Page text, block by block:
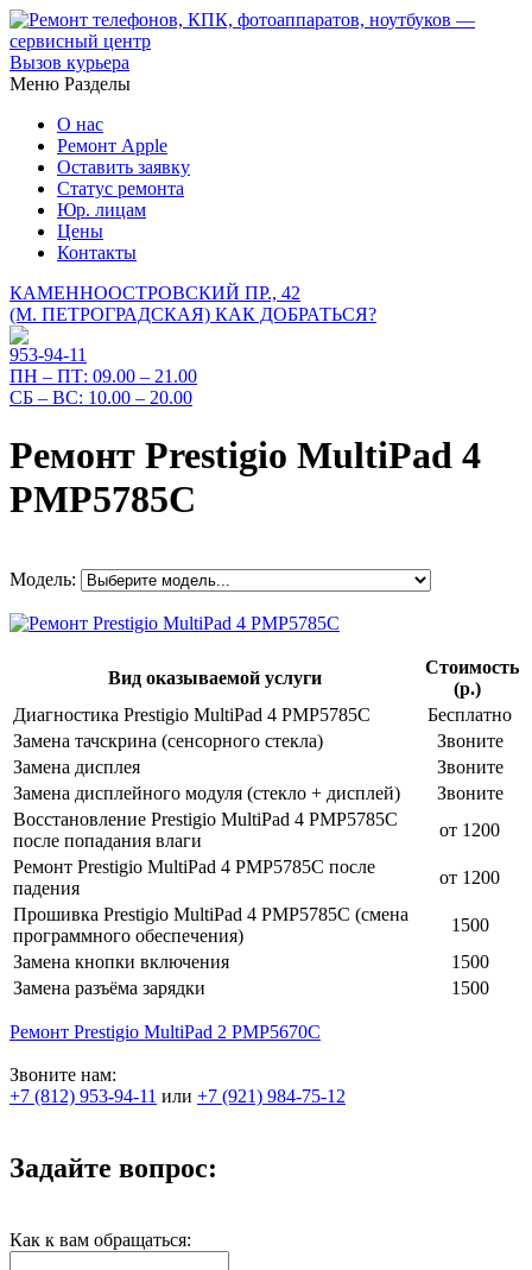
Вызов курьера
Меню Разделы
О нас
Ремонт Apple
Оставить заявку
Статус ремонта
Юр. лицам
Цены
Контакты
КАМЕННООСТРОВСКИЙ ПР., 42
(М. ПЕТРОГРАДСКАЯ) КАК ДОБРАТЬСЯ?
953-94-11
ПН – ПТ: 09.00 – 21.00
СБ – ВС: 10.00 – 20.00
Ремонт Prestigio MultiPad 4
PMP5785C
Модель:
Вид оказываемой услуги
Стоимость
(р.)
Диагностика Prestigio MultiPad 4 PMP5785C
Бесплатно
Замена тачскрина (сенсорного стекла)
Звоните
Замена дисплея
Звоните
Замена дисплейного модуля (стекло + дисплей)
Звоните
Восстановление Prestigio MultiPad 4 PMP5785C
после попадания влаги
от 1200
Ремонт Prestigio MultiPad 4 PMP5785C после
падения
от 1200
Прошивка Prestigio MultiPad 4 PMP5785C (смена
программного обеспечения)
1500
Замена кнопки включения
1500
Замена разъёма зарядки
1500
Ремонт Prestigio MultiPad 2 PMP5670C
Звоните нам:
+7 (812) 953-94-11 или +7 (921) 984-75-12
Задайте вопрос:
Как к вам обращаться: